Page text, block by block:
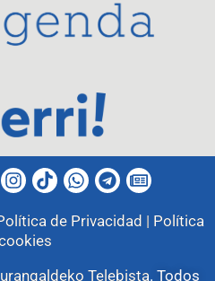
de Privacidad | Política
Telebista. Todos